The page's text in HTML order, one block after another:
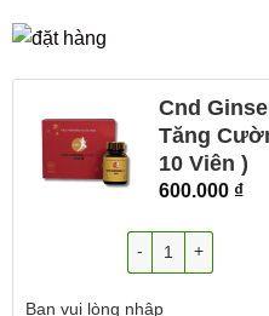
Cnd
Tăng
10 Viên )
600.000 ₫
Bạn vui lòng nhập